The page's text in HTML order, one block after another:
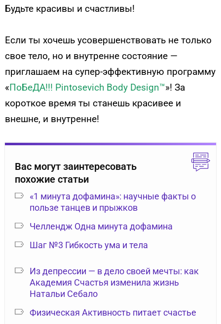
Будьте красивы и счастливы!
Если ты хочешь усовершенствовать не только
свое тело, но и внутренне состояние —
приглашаем на супер-эффективную программу
«ПоБеДА!!! Pintosevich Body Design™»! За
короткое время ты станешь красивее и
внешне, и внутренне!
Вас могут заинтересовать
похожие статьи
«1 минута дофамина»: научные факты о
пользе танцев и прыжков
Челлендж Одна минута дофамина
Шаг №3 Гибкость ума и тела
Из депрессии — в дело своей мечты: как
Академия Счастья изменила жизнь
Натальи Себало
Физическая Активность питает счастье